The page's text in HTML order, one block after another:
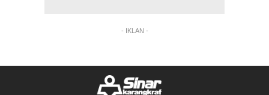
- IKLAN -